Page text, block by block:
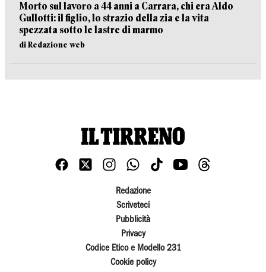
Morto sul lavoro a 44 anni a Carrara, chi era Aldo
Gullotti: il figlio, lo strazio della zia e la vita
spezzata sotto le lastre di marmo
di Redazione web
Redazione
Scriveteci
Pubblicità
Privacy
Codice Etico e Modello 231
Cookie policy